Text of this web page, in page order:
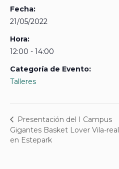
Fecha:
21/05/2022
Hora:
12:00 - 14:00
Categoría de Evento:
Talleres
Presentación del I Campus
Gigantes Basket Lover Vila-real
en Estepark